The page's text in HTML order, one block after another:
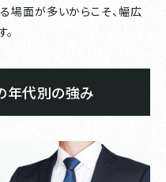
場面が多いからこそ、幅広
年代別の強み